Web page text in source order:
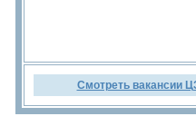
Смотреть вакансии